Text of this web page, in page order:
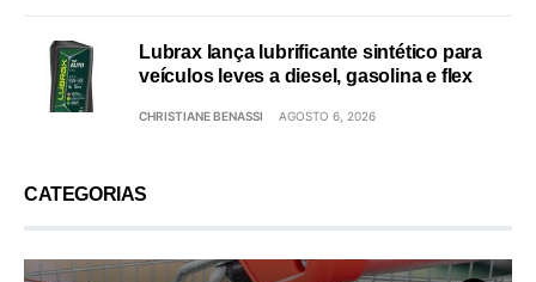
Lubrax lança lubrificante sintético para
veículos leves a diesel, gasolina e flex
CHRISTIANE BENASSI AGOSTO 6, 2026
CATEGORIAS